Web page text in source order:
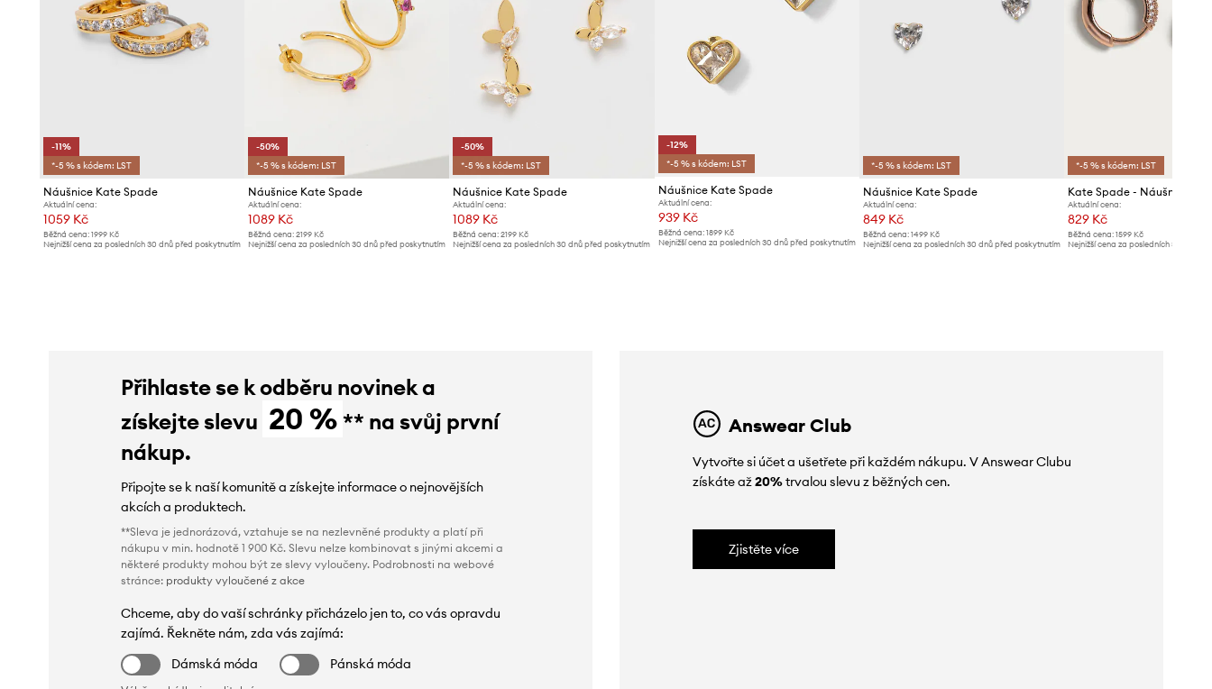
-11%
*-5 % s kódem: LST
Náušnice Kate Spade
Aktuální cena:
1059 Kč
Běžná cena: 1999 Kč
Nejnižší cena za posledních 30 dnů před poskytnutím
-50%
*-5 % s kódem: LST
Náušnice Kate Spade
Aktuální cena:
1089 Kč
Běžná cena:2199 Kč
Nejnižší cena za posledních 30 dnů před poskytnutím
-50%
*-5 % s kódem: LST
Náušnice Kate Spade
Aktuální cena:
1089 Kč
Běžná cena: 2199 Kč
Nejnižší cena za posledních 30 dnů před poskytnutím
-12%
*-5 % s kódem: LST
Náušnice Kate Spade
Aktuální cena:
939 Kč
Běžná cena: 1899 Kč
Nejnižší cena za posledních 30 dnů před poskytnutím
*-5 % s kódem: LST
Náušnice Kate Spade
Aktuální cena:
849 Kč
Běžná cena:1499 Kč
Nejnižší cena za posledních 30 dnů před poskytnutím
*-5 % s kódem: LST
Kate Spade - Náušnice
Aktuální cena:
829 Kč
Běžná cena: 1599 Kč
Nejnižší cena za posledních 30 dnů
Přihlaste se k odběru novinek a
získejte slevu 20 % ** na svůj první
nákup.
Připojte se k naší komunitě a získejte informace o nejnovějších
akcích a produktech.
**Sleva je jednorázová, vztahuje se na nezlevněné produkty a platí při
nákupu v min. hodnotě 1 900 Kč. Slevu nelze kombinovat s jinými akcemi a
některé produkty mohou být ze slevy vyloučeny. Podrobnosti na webové
stránce: produkty vyloučené z akce
Chceme, aby do vaší schránky přicházelo jen to, co vás opravdu
zajímá. Řekněte nám, zda vás zajímá:
Dámská móda
Pánská móda
Answear Club
Vytvořte si účet a ušetřete při každém nákupu. V Answear Clubu
získáte až20%trvalou slevu z běžných cen.
Zjistěte více